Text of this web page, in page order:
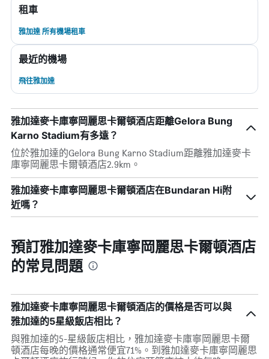
租車
雅加達 所有機場租車
最近的機場
飛往雅加達
雅加達麥卡庫寧岡麗思卡爾頓酒店距離Gelora Bung
Karno Stadium有多遠？
位於雅加達的Gelora Bung Karno Stadium距離雅加達麥卡
庫寧岡麗思卡爾頓酒店2.9km。
雅加達麥卡庫寧岡麗思卡爾頓酒店在Bundaran Hi附
近嗎？
預訂雅加達麥卡庫寧岡麗思卡爾頓酒店
的常見問題
雅加達麥卡庫寧岡麗思卡爾頓酒店的價格是否可以與
雅加達的5星級飯店相比？
與雅加達的5-星級飯店相比，雅加達麥卡庫寧岡麗思卡爾
頓酒店每晚的價格通常便宜71%。到雅加達麥卡庫寧岡麗思